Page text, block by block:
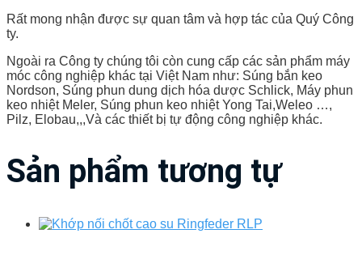
Rất mong nhận được sự quan tâm và hợp tác của Quý Công
ty.
Ngoài ra Công ty chúng tôi còn cung cấp các sản phẩm máy
móc công nghiệp khác tại Việt Nam như: Súng bắn keo
Nordson, Súng phun dung dịch hóa dược Schlick, Máy phun
keo nhiệt Meler, Súng phun keo nhiệt Yong Tai,Weleo …,
Pilz, Elobau,,,Và các thiết bị tự động công nghiệp khác.
Sản phẩm tương tự